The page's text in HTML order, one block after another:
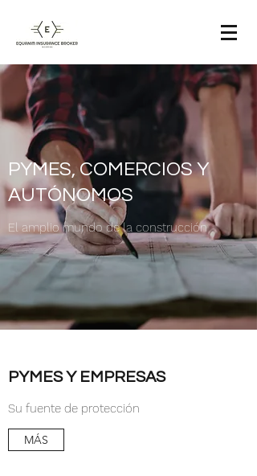
PYMES Y EMPRESAS
Su fuente de protección
MÁS
PYMES, COMERCIOS Y
AUTÓNOMOS
El amplio mundo de la construcción